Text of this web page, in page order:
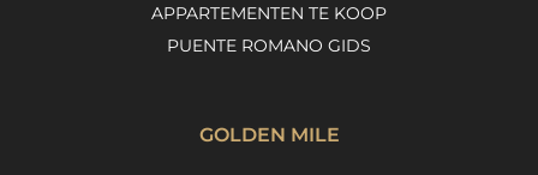
APPARTEMENTEN TE KOOP
PUENTE ROMANO GIDS
GOLDEN MILE